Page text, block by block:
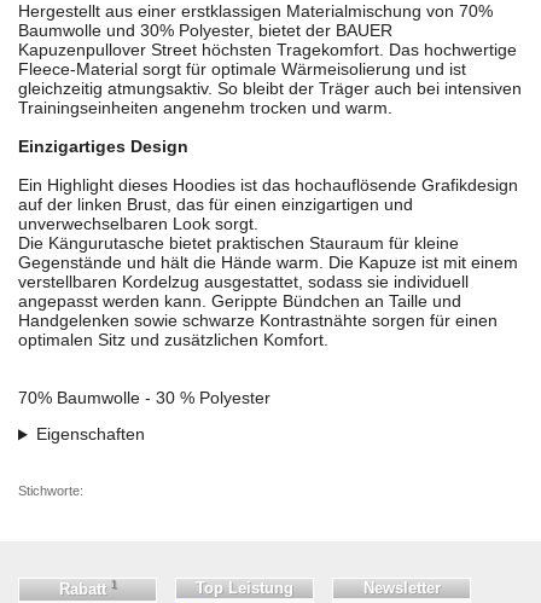
Hergestellt aus einer erstklassigen Materialmischung von 70%
Baumwolle und 30% Polyester, bietet der BAUER
Kapuzenpullover Street höchsten Tragekomfort. Das hochwertige
Fleece-Material sorgt für optimale Wärmeisolierung und ist
gleichzeitig atmungsaktiv. So bleibt der Träger auch bei intensiven
Trainingseinheiten angenehm trocken und warm.
Einzigartiges Design
Ein Highlight dieses Hoodies ist das hochauflösende Grafikdesign
auf der linken Brust, das für einen einzigartigen und
unverwechselbaren Look sorgt.
Die Kängurutasche bietet praktischen Stauraum für kleine
Gegenstände und hält die Hände warm. Die Kapuze ist mit einem
verstellbaren Kordelzug ausgestattet, sodass sie individuell
angepasst werden kann. Gerippte Bündchen an Taille und
Handgelenken sowie schwarze Kontrastnähte sorgen für einen
optimalen Sitz und zusätzlichen Komfort.
70% Baumwolle - 30 % Polyester
Eigenschaften
Stichworte:
Rabatt 1 Top Leistung Newsletter